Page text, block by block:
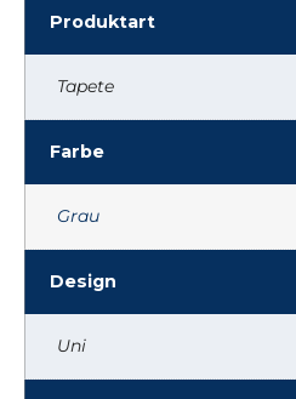
Produktart
Tapete
Farbe
Grau
Design
Uni